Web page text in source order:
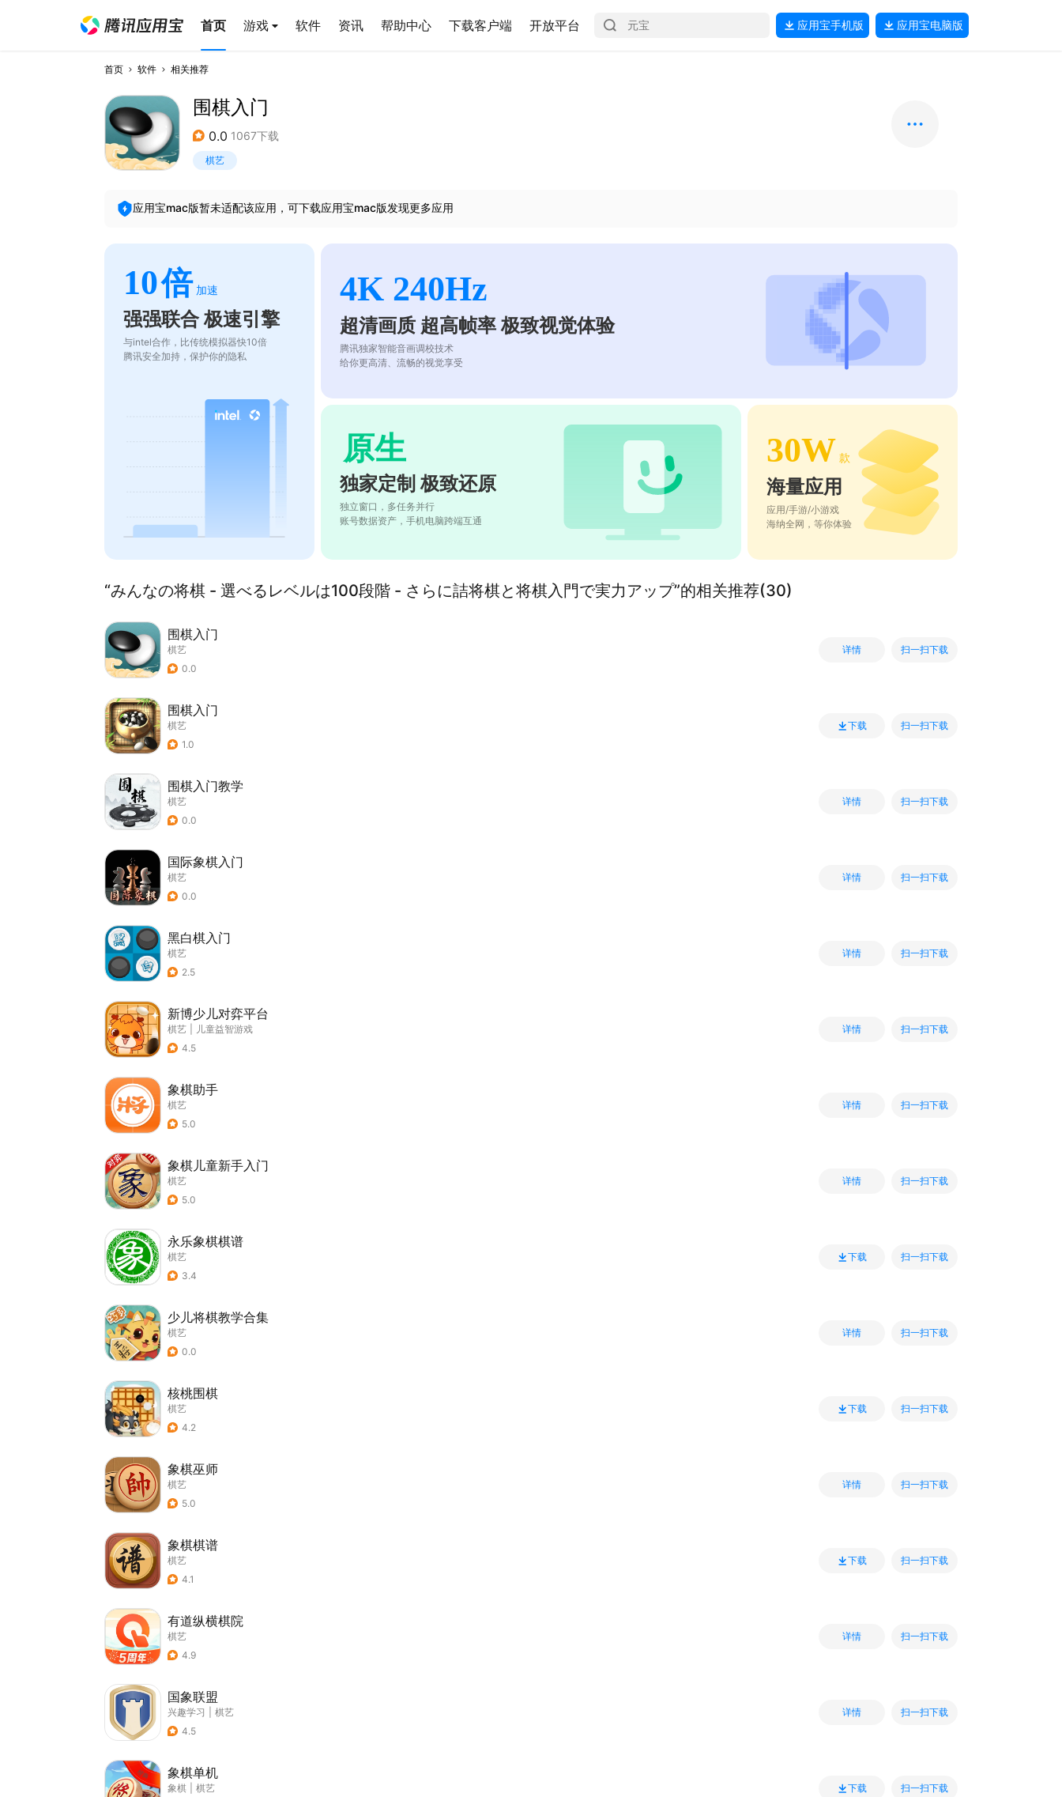
首页 游戏 软件 资讯 帮助中心 下载客户端 开放平台 应用宝手机版 应用宝电脑版
首页 软件 相关推荐
围棋入门
0.0 1067下载
棋艺
应用宝mac版暂未适配该应用，可下载应用宝mac版发现更多应用
10倍 加速
强强联合 极速引擎
与intel合作，比传统模拟器快10倍
腾讯安全加持，保护你的隐私
4K 240Hz
超清画质 超高帧率 极致视觉体验
腾讯独家智能音画调校技术
给你更高清、流畅的视觉享受
原生
独家定制 极致还原
独立窗口，多任务并行
账号数据资产，手机电脑跨端互通
30W 款
海量应用
应用/手游/小游戏
海纳全网，等你体验
“みんなの将棋 - 選べるレベルは100段階 - さらに詰将棋と将棋入門で実力アップ”的相关推荐(30)
围棋入门
棋艺
0.0
详情 扫一扫下载
围棋入门
棋艺
1.0
下载 扫一扫下载
围棋入门教学
棋艺
0.0
详情 扫一扫下载
国际象棋入门
棋艺
0.0
详情 扫一扫下载
黑白棋入门
棋艺
2.5
详情 扫一扫下载
新博少儿对弈平台
棋艺
儿童益智游戏
4.5
详情 扫一扫下载
象棋助手
棋艺
5.0
详情 扫一扫下载
象棋儿童新手入门
棋艺
5.0
详情 扫一扫下载
永乐象棋棋谱
棋艺
3.4
下载 扫一扫下载
少儿将棋教学合集
棋艺
0.0
详情 扫一扫下载
核桃围棋
棋艺
4.2
下载 扫一扫下载
象棋巫师
棋艺
5.0
详情 扫一扫下载
象棋棋谱
棋艺
4.1
下载 扫一扫下载
有道纵横棋院
棋艺
4.9
详情 扫一扫下载
国象联盟
兴趣学习
棋艺
4.5
详情 扫一扫下载
象棋单机
象棋
棋艺
下载 扫一扫下载